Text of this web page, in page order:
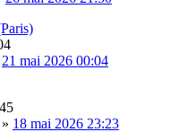
21 mai 2026 00:04
» 18 mai 2026 23:23